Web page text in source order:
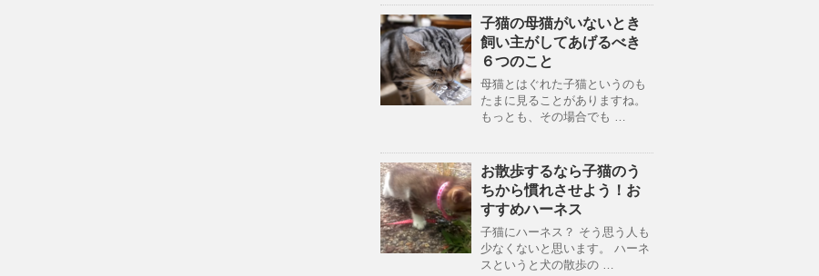
子猫の母猫がいないとき
飼い主がしてあげるべき
６つのこと
母猫とはぐれた子猫というのも
たまに見ることがありますね。
もっとも、その場合でも …
お散歩するなら子猫のう
ちから慣れさせよう！お
すすめハーネス
子猫にハーネス？ そう思う人も
少なくないと思います。 ハーネ
スというと犬の散歩の …